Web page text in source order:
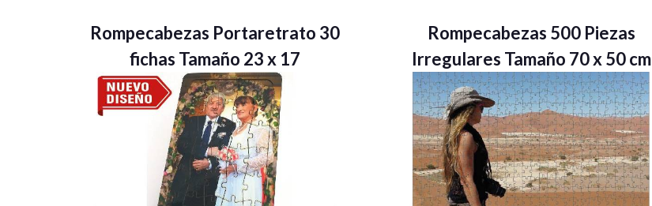
Rompecabezas Portaretrato 30
fichas Tamaño 23 x 17
Rompecabezas 500 Piezas
Irregulares Tamaño 70 x 50 cm